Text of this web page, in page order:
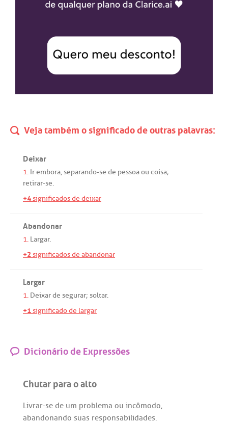
Veja também o significado de outras palavras:
Deixar
1. Irembora,separando-se de pessoaou coisa;
retirar-se.
+4significados de deixar
Abandonar
1. Largar.
+2significados de abandonar
Largar
1. Deixarde segurar; soltar.
+1significado de largar
Dicionário de Expressões
Chutar para o alto
Livrar-se de um problema ou incômodo,
abandonando suas responsabilidades.